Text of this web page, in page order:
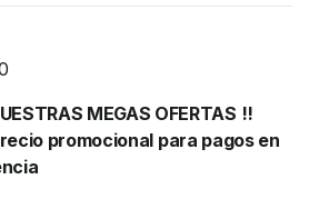
MEGAS OFERTAS !!
promocional para pagos en